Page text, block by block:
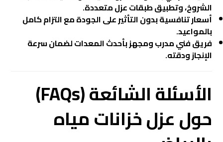
الشروخ، وتطبيق طبقات عزل متعددة.
أسعار تنافسية بدون التأثير على الجودة مع التزام كامل
بالمواعيد.
فريق فني مدرب ومجهز بأحدث المعدات لضمان سرعة
الإنجاز ودقته.
الأسئلة الشائعة (FAQs)
حول عزل خزانات مياه